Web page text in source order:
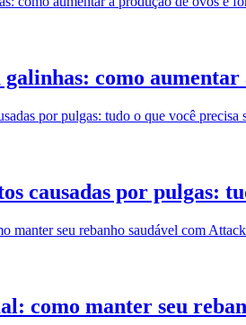
como aumentar
causadas por pulgas:
como manter seu